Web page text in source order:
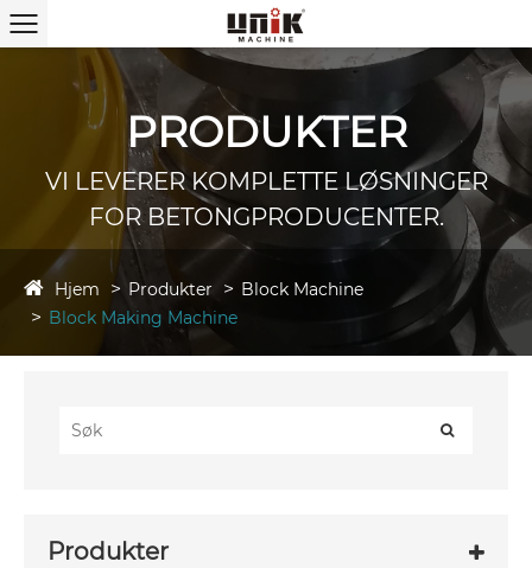
PRODUKTER
VI LEVERER KOMPLETTE LØSNINGER
FOR BETONGPRODUCENTER.
Hjem Produkter
Block Machine
Block Making Machine
Produkter